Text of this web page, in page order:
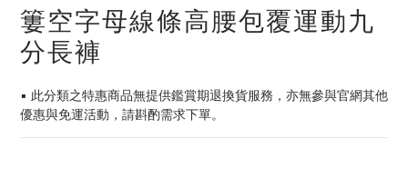
簍空字母線條高腰包覆運動九
分長褲
▪️ 此分類之特惠商品無提供鑑賞期退換貨服務，亦無參與官網其他
優惠與免運活動，請斟酌需求下單。